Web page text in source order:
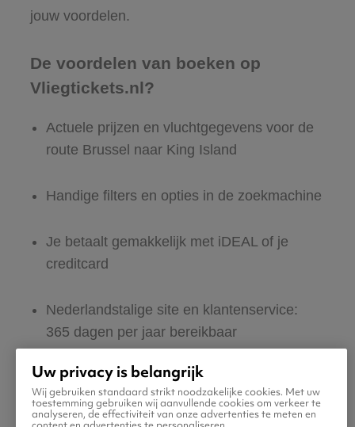
jouw voordelen.
De voordelen van boeken op
Vliegtickets.nl?
Actuele prijzen en vluchtgegevens voor de
route Brussel naar King Island
Handige filters en opties in de zoekmachine
Je betaalt gemakkelijk met iDEAL of je
creditcard
Nederlandstalige site en klantenservice:
365 dagen per jaar bereikbaar
Zeker van veilig boeken en betalen
Boek ook direct een hotel of huurauto voor
Uw privacy is belangrijk
Wij gebruiken standaard strikt noodzakelijke cookies. Met uw
toestemming gebruiken wij aanvullende cookies om verkeer te
analyseren, de effectiviteit van onze advertenties te meten en